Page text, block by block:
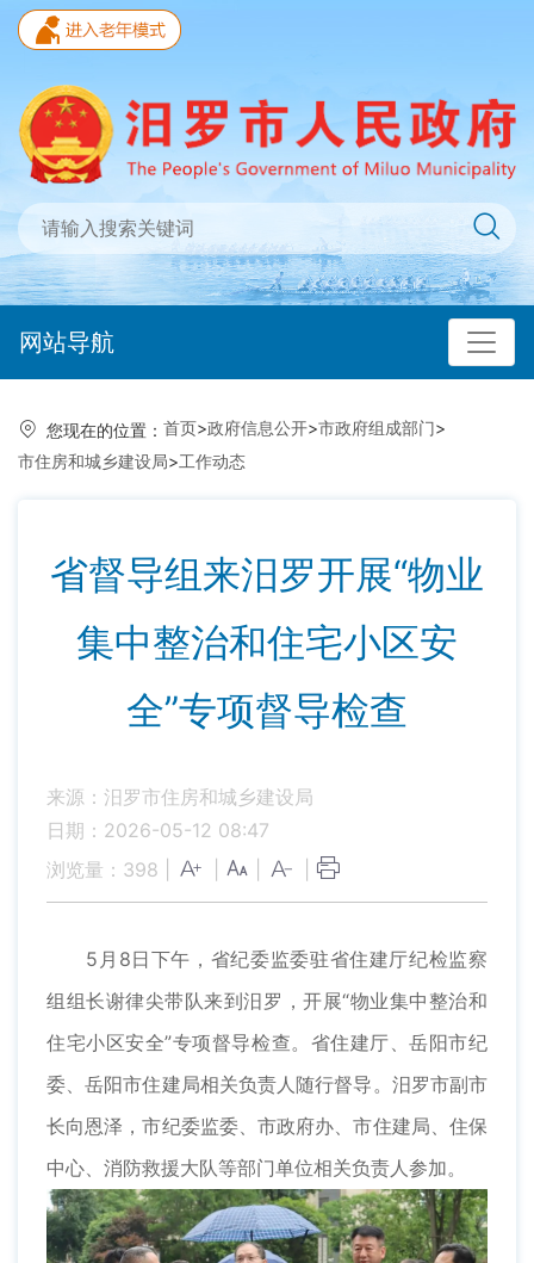
网站导航
您现在的位置： 首页>政府信息公开>市政府组成部门>
市住房和城乡建设局>工作动态
省督导组来汨罗开展“物业
集中整治和住宅小区安
全”专项督导检查
来源：汨罗市住房和城乡建设局
日期：2026-05-12 08:47
浏览量： 398
5月8日下午，省纪委监委驻省住建厅纪检监察
组组长谢律尖带队来到汨罗，开展“物业集中整治和
住宅小区安全”专项督导检查。省住建厅、岳阳市纪
委、岳阳市住建局相关负责人随行督导。汨罗市副市
长向恩泽，市纪委监委、市政府办、市住建局、住保
中心、消防救援大队等部门单位相关负责人参加。